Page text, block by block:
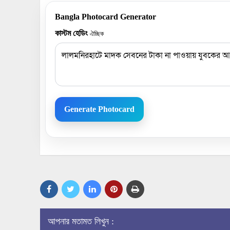
Bangla Photocard Generator
কাস্টম হেডিং ঐচ্ছিক
Generate Photocard
আপনার মতামত লিখুন :